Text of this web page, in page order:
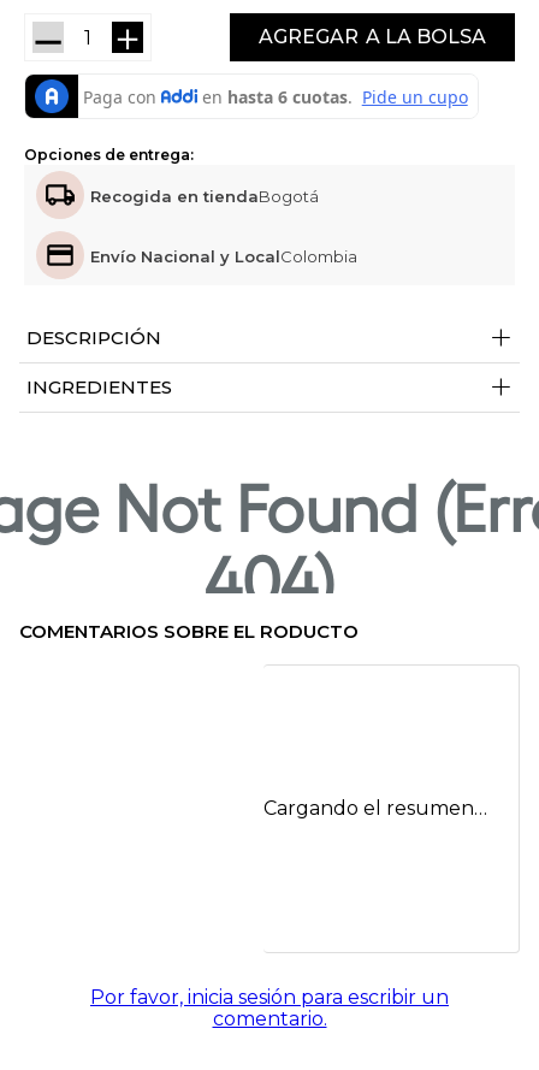
＋
－ AGREGAR
Opciones de entrega:
Recogida en tiendaBogotá
Envío Nacional y LocalColombia
DESCRIPCIÓN +
INGREDIENTES +
COMENTARIOS SOBRE EL RODUCTO
Cargando el resumen…
Por favor, inicia sesión para escribir un
comentario.